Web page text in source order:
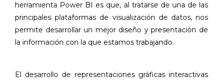
herramienta Power BI es que, al tratarse de una de las
principales plataformas de visualización de datos, nos
permite desarrollar un mejor diseño y presentación de
la información con la que estamos trabajando.
El desarrollo de representaciones gráficas interactivas